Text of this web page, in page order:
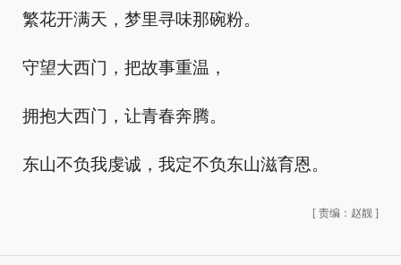
繁花开满天，梦里寻味那碗粉。
守望大西门，把故事重温，
拥抱大西门，让青春奔腾。
东山不负我虔诚，我定不负东山滋育恩。
[ 责编：赵靓 ]